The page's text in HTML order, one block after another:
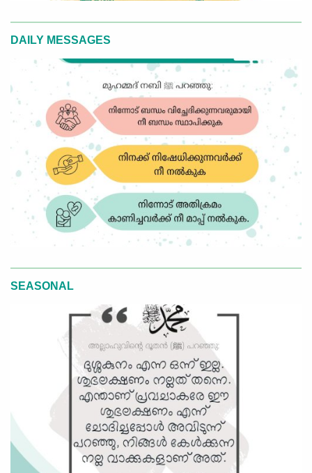
DAILY MESSAGES
SEASONAL